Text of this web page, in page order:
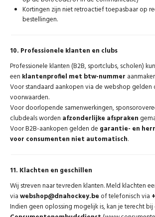
Kortingen zijn niet retroactief toepasbaar op
bestellingen.
10. Professionele klanten en clubs
Professionele klanten (B2B, sportclubs, scholen)
een klantenprofiel met btw-nummer
Voor standaard aankopen via de webshop
voorwaarden.
Voor doorlopende samenwerkingen,
clubdeals worden afzonderlijke afspraken
Voor B2B-aankopen gelden de garantie- en
voor consumenten niet automatisch.
11. Klachten en geschillen
Wij streven naar tevreden klanten. Meld klachten
viawebshop@dnahockey.be of telefonisch via
Indien geen oplossing mogelijk is, kan je terecht bij